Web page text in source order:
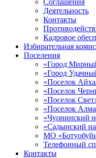
Соглашения
Деятельность
Контакты
Кадровое
Избирательная
Поселения
«Город
«Город
«Поселок
«Поселок
«Поселок
«Поселок
«Чуонинский
«Садынский
МО
Телефонный
Контакты